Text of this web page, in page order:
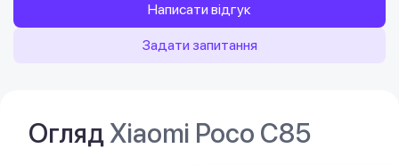
Написати відгук
Задати запитання
ОглядXiaomi Poco C85